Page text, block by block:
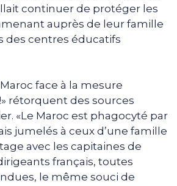
continuer de protéger les
auprès de leur famille
des centres éducatifs
face à la mesure
rétorquent des sources
«Le Maroc est phagocyté par
jumelés à ceux d’une famille
avec les capitaines de
français, toutes
le même souci de